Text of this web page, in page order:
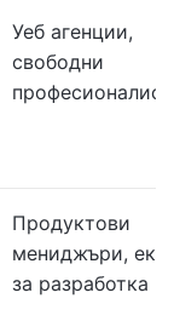
Уеб агенции,
свободни
Продуктови
мениджъри,
за разработка